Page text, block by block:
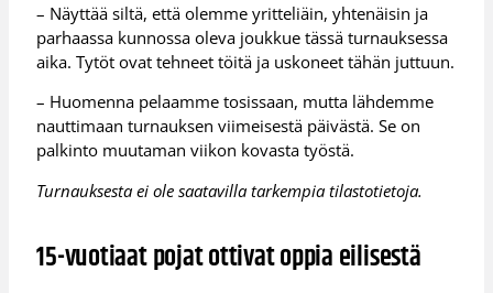
– Näyttää siltä, että olemme yritteliäin, yhtenäisin ja
parhaassa kunnossa oleva joukkue tässä turnauksessa
aika. Tytöt ovat tehneet töitä ja uskoneet tähän juttuun.
– Huomenna pelaamme tosissaan, mutta lähdemme
nauttimaan turnauksen viimeisestä päivästä. Se on
palkinto muutaman viikon kovasta työstä.
Turnauksesta ei ole saatavilla tarkempia tilastotietoja.
15-vuotiaat pojat ottivat oppia eilisestä